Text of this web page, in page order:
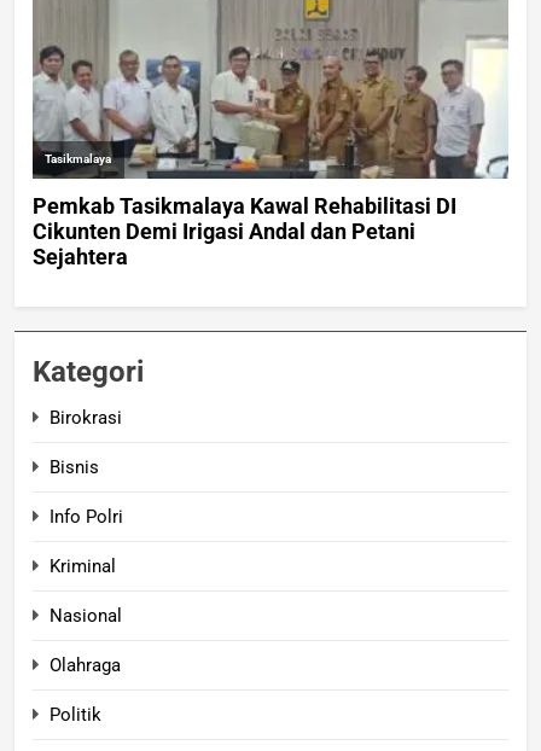
Kategori
Birokrasi
Bisnis
Info Polri
Kriminal
Nasional
Olahraga
Politik